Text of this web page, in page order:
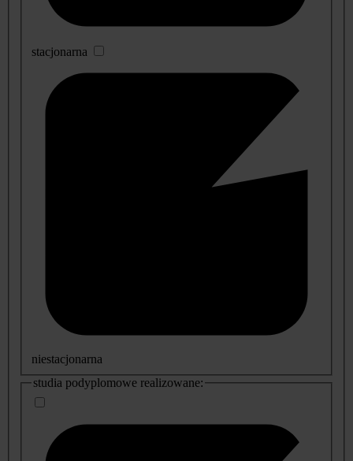
stacjonarna
niestacjonarna
studia podyplomowe realizowane: